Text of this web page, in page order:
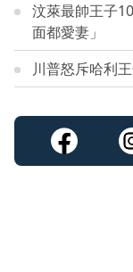
汶萊最帥王子
面都愛妻」
川普怒斥哈利